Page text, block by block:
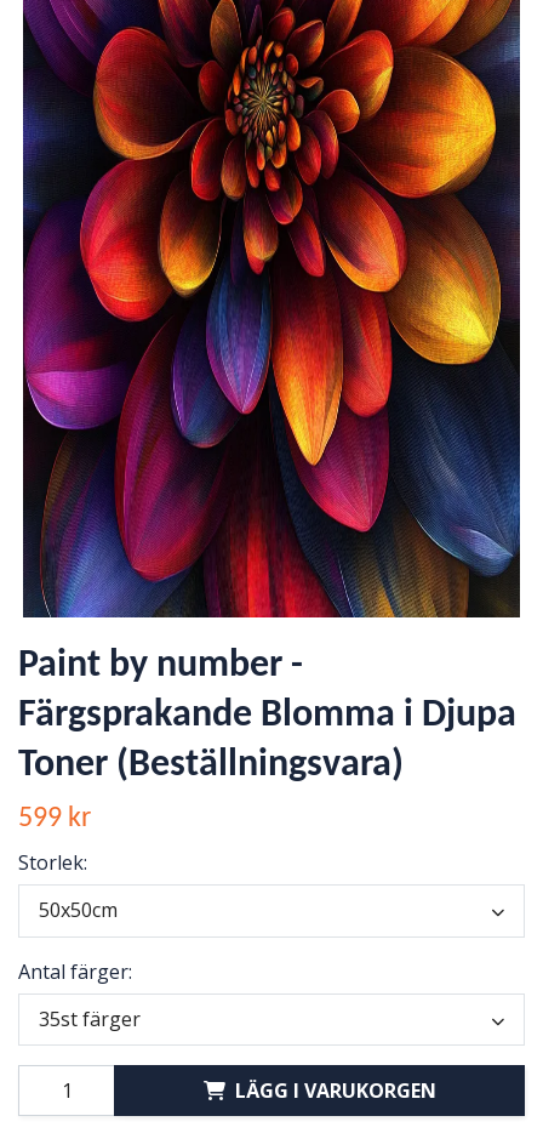
Paint by number -
Färgsprakande Blomma i Djupa
Toner (Beställningsvara)
599 kr
Storlek:
50x50cm
Antal färger:
35st färger
LÄGG I VARUKORGEN